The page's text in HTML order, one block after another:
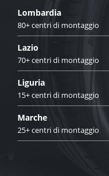
Lombardia
80+ centri di montaggio
Lazio
70+ centri di montaggio
Liguria
15+ centri di montaggio
Marche
25+ centri di montaggio